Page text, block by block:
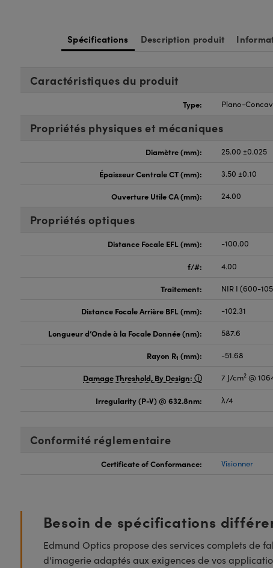
Spécifications Description produit
Caractéristiques du produit
Type: Plano-
Propriétés physiques et mécaniques
Diamètre (mm): 25.00 ±0.025
Épaisseur Centrale CT (mm): 3.50 ±0.10
Ouverture Utile CA (mm): 24.00
Propriétés optiques
Distance Focale EFL (mm): -100.00
f/#: 4.00
Traitement: NIR I (600-
Distance Focale Arrière BFL (mm): -102.31
Longueur d’Onde à la Focale Donnée (nm): 587.6
Rayon R1 (mm): -51.68
Damage Threshold, By Design: 7 J/cm2 @
Irregularity (P-V) @ 632.8nm: λ/4
Conformité réglementaire
Certificate of Conformance: Visionner
Besoin de spécifications
Edmund Optics propose des services complets de
d'imagerie adaptés aux exigences de vos